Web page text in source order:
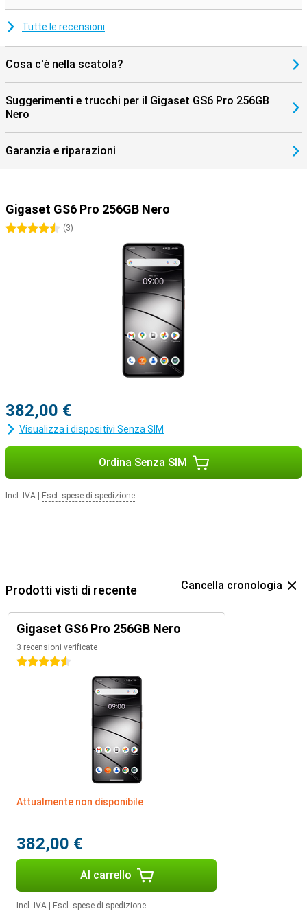
Tutte le recensioni
Cosa c'è nella scatola?
Suggerimenti e trucchi per il Gigaset GS6 Pro 256GB
Nero
Garanzia e riparazioni
Gigaset GS6 Pro 256GB Nero
4.5 stelle
(3)
382,00 €
Visualizza i dispositivi Senza SIM
Ordina Senza SIM
Incl. IVA Escl. spese di spedizione
Prodotti visti di recente Cancella cronologia
Gigaset GS6 Pro 256GB Nero
3 recensioni verificate
4.5 stelle
Attualmente non disponibile
382,00 €
Al carrello
Incl. IVA Escl. spese di spedizione